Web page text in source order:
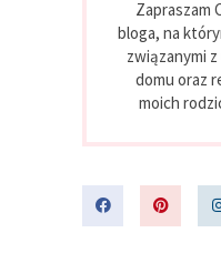
Zapraszam
bloga, na
związanymi
domu oraz
moich